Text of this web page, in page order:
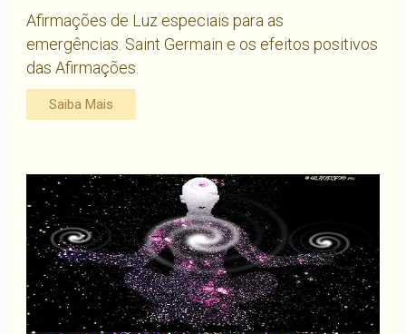
Afirmações de Luz especiais para as
emergências. Saint Germain e os efeitos positivos
das Afirmações.
Saiba Mais